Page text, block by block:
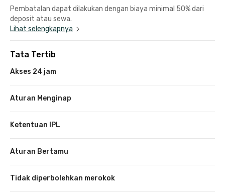
Pembatalan dapat dilakukan dengan biaya minimal 50% dari
deposit atau sewa.
Lihat selengkapnya
Tata Tertib
Akses 24 jam
Aturan Menginap
Ketentuan IPL
Aturan Bertamu
Tidak diperbolehkan merokok